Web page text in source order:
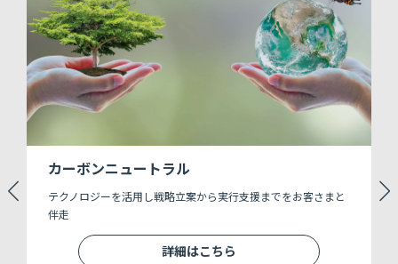
カーボンニュートラル
テクノロジーを活用し戦略立案から実行支援までをお客さまと
伴走
詳細はこちら